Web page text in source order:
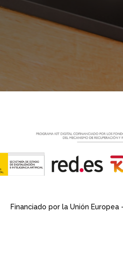
Financiado por la Unión Europea